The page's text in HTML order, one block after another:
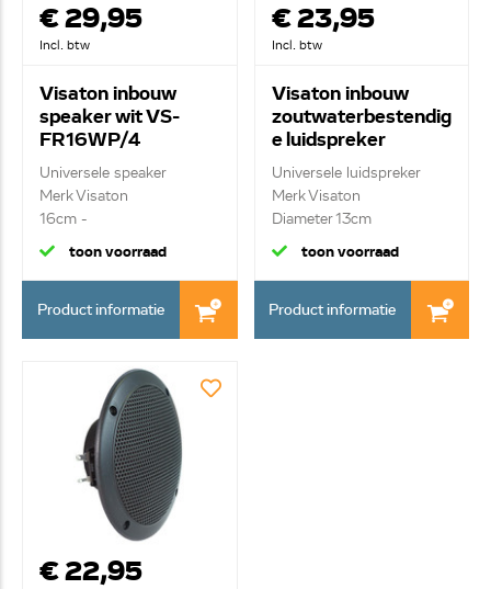
€ 29,95
Incl. btw
Visaton inbouw
speaker wit VS-
FR16WP/4
Universele speaker
Merk Visaton
16cm -
zoutwaterbestendig ...
toon voorraad
Product informatie
€ 23,95
Incl. btw
Visaton inbouw
zoutwaterbestendig
e luidspreker
FR13WP
Universele luidspreker
Merk Visaton
Diameter 13cm
toon voorraad
Product informatie
€ 22,95